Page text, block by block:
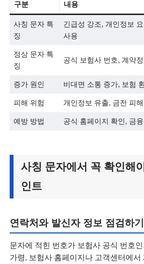
구분 내용
사칭 문자 특
징
긴급성 강조, 개인정보
사용
정상 문자 특
징
공식 보험사 번호, 계약
증가 원인 비대면 소통 증가, 보험
피해 위험 개인정보 유출, 금전 피해
예방 방법 공식 홈페이지 확인, 금
사칭 문자에서 꼭 확인해
인트
연락처와 발신자 정보 점검하기
문자에 적힌 번호가 보험사 공식 번호
가령, 보험사 홈페이지나 고객센터에